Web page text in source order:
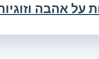
על אהבה וזוגיות